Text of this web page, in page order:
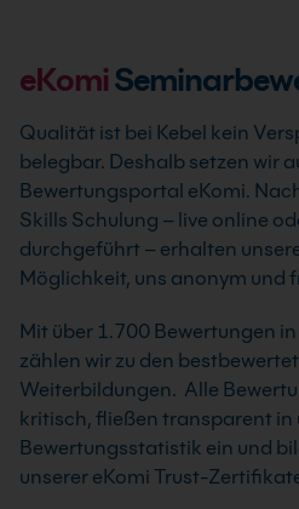
eKomi
Qualität ist bei Kebel kein
belegbar. Deshalb setzen wir
Bewertungsportal eKomi.
Skills Schulung – live online
durchgeführt – erhalten
Möglichkeit, uns anonym und
Mit über 1.700 Bewertungen
zählen wir zu den
Weiterbildungen. Alle
kritisch, fließen transparent in
Bewertungsstatistik ein und
unserer eKomi Trust-